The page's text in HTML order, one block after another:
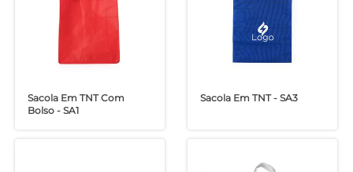
Sacola Em TNT Com
Bolso - SA1
Sacola Em TNT - SA3